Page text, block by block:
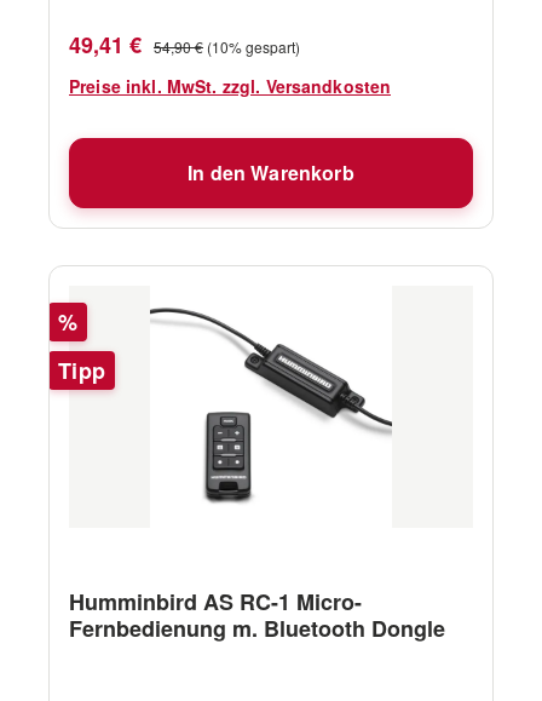
Verkaufspreis:
49,41 € Regulärer Preis:
54,90 € (10% gespart)
Preise inkl. MwSt. zzgl. Versandkosten
In den Warenkorb
Rabatt
%
Tipp
Humminbird AS RC-1 Micro-
Fernbedienung m. Bluetooth Dongle